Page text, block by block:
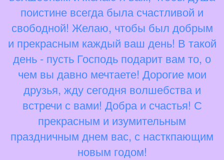
поистине всегда была счастливой и
свободной! Желаю, чтобы был добрым
и прекрасным каждый ваш день! В такой
день - пусть Господь подарит вам то, о
чем вы давно мечтаете! Дорогие мои
друзья, жду сегодня волшебства и
встречи с вами! Добра и счастья! С
прекрасным и изумительным
праздничным днем вас, с насткпающим
новым годом!